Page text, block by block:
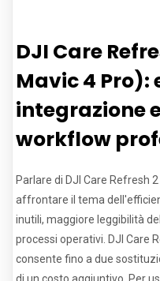
DJI Care
Mavic 4 Pro):
integrazione
workflow
Parlare di DJI Care Refresh
affrontare il tema
inutili, maggiore leggibilità
processi operativi. DJI Care
consente fino a due
di un costo aggiuntivo. Per